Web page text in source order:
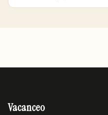
Vacanceo